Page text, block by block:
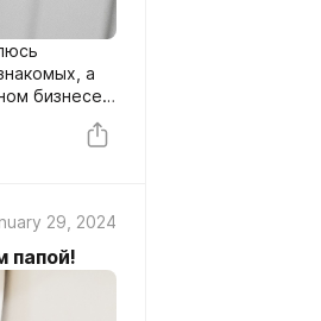
а
бизнесе в
сиделки,
29, 2024
папой!